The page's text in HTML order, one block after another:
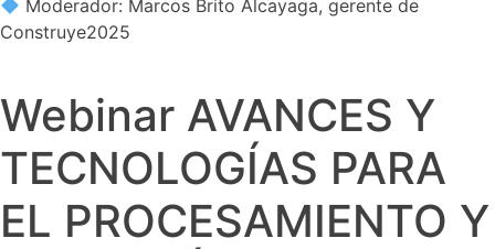
Moderador: Marcos Brito Alcayaga, gerente de
Construye2025
Webinar AVANCES Y
TECNOLOGÍAS PARA
EL PROCESAMIENTO Y